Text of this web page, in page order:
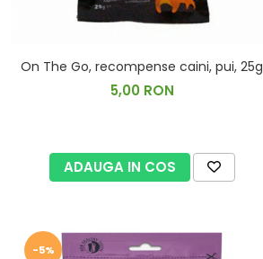
On The Go, recompense caini, pui, 25g
5,00 RON
ADAUGA IN COS
-5%